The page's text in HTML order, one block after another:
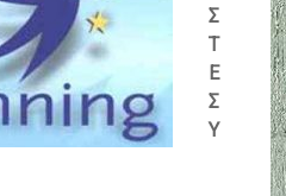
Σ
Τ
Ε
Σ
Υ